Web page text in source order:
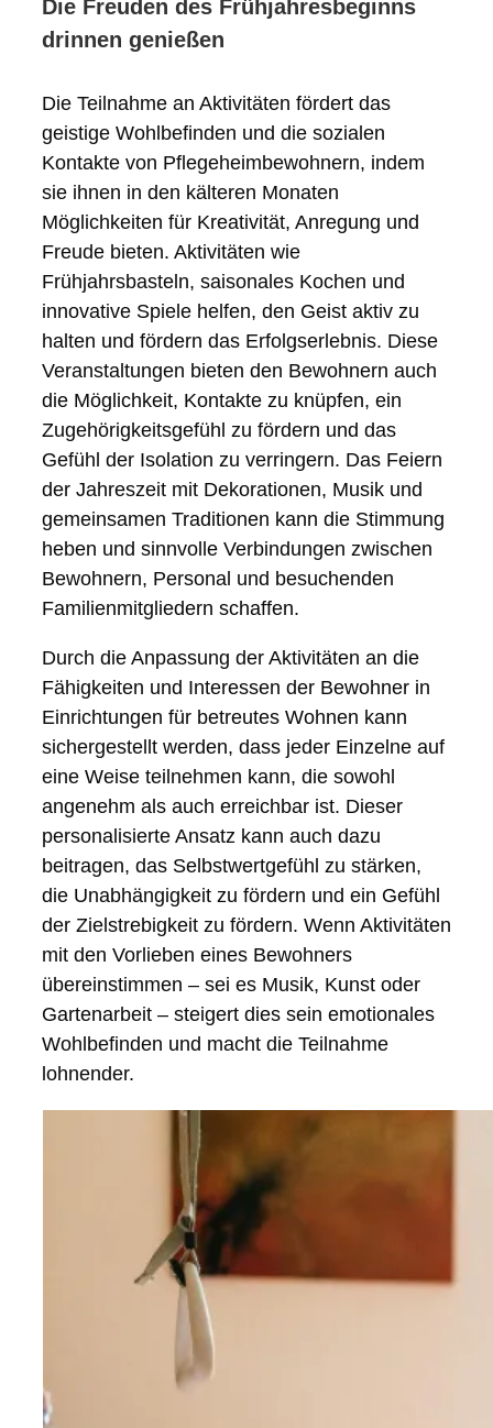
Die Freuden des Frühjahresbeginns
drinnen genießen
Die Teilnahme an Aktivitäten fördert das
geistige Wohlbefinden und die sozialen
Kontakte von Pflegeheimbewohnern, indem
sie ihnen in den kälteren Monaten
Möglichkeiten für Kreativität, Anregung und
Freude bieten. Aktivitäten wie
Frühjahrsbasteln, saisonales Kochen und
innovative Spiele helfen, den Geist aktiv zu
halten und fördern das Erfolgserlebnis. Diese
Veranstaltungen bieten den Bewohnern auch
die Möglichkeit, Kontakte zu knüpfen, ein
Zugehörigkeitsgefühl zu fördern und das
Gefühl der Isolation zu verringern. Das Feiern
der Jahreszeit mit Dekorationen, Musik und
gemeinsamen Traditionen kann die Stimmung
heben und sinnvolle Verbindungen zwischen
Bewohnern, Personal und besuchenden
Familienmitgliedern schaffen.
Durch die Anpassung der Aktivitäten an die
Fähigkeiten und Interessen der Bewohner in
Einrichtungen für betreutes Wohnen kann
sichergestellt werden, dass jeder Einzelne auf
eine Weise teilnehmen kann, die sowohl
angenehm als auch erreichbar ist. Dieser
personalisierte Ansatz kann auch dazu
beitragen, das Selbstwertgefühl zu stärken,
die Unabhängigkeit zu fördern und ein Gefühl
der Zielstrebigkeit zu fördern. Wenn Aktivitäten
mit den Vorlieben eines Bewohners
übereinstimmen – sei es Musik, Kunst oder
Gartenarbeit – steigert dies sein emotionales
Wohlbefinden und macht die Teilnahme
lohnender.